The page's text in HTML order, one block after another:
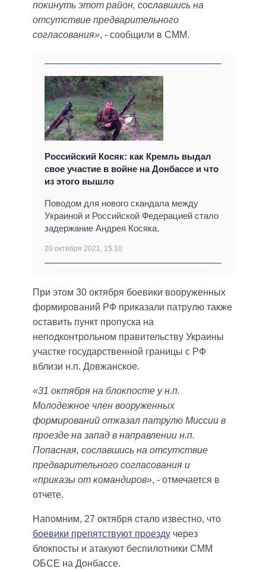
покинуть этот район, сославшись на
отсутствие предварительного
согласования», - сообщили в СММ.
Российский Косяк: как Кремль выдал
свое участие в войне на Донбассе и что
из этого вышло
Поводом для нового скандала между
Украиной и Российской Федерацией стало
задержание Андрея Косяка.
20 октября 2021, 15:10
При этом 30 октября боевики вооруженных
формирований РФ приказали патрулю также
оставить пункт пропуска на
неподконтрольном правительству Украины
участке государственной границы с РФ
вблизи н.п. Довжанское.
«31 октября на блокпосте у н.п.
Молодежное член вооруженных
формирований отказал патрулю Миссии в
проезде на запад в направлении н.п.
Попасная, сославшись на отсутствие
предварительного согласования и
«приказы от командиров», - отмечается в
отчете.
Напомним, 27 октября стало известно, что
боевики препятствуют проезду через
блокпосты и атакуют беспилотники СММ
ОБСЕ на Донбассе.